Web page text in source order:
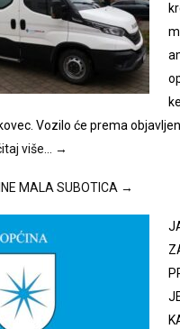
Vozilo će prema
više… →
MALA SUBOTICA →